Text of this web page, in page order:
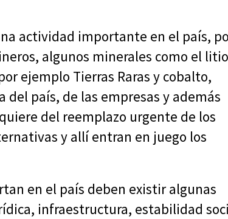
actividad importante en el país,
algunos minerales como el
ejemplo Tierras Raras y cobalto,
país, de las empresas y además
del reemplazo urgente de los
y allí entran en juego los
en el país deben existir algunas
infraestructura, estabilidad